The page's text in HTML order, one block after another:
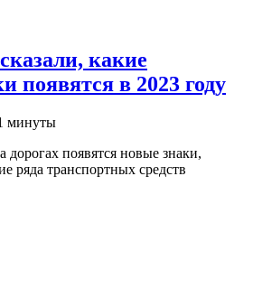
какие
появятся в 2023 году
минуты
дорогах появятся новые знаки,
ряда транспортных средств